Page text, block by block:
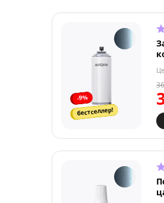
-9%
бестселлер!